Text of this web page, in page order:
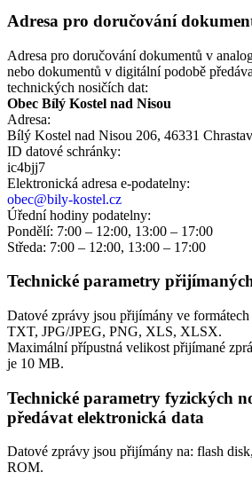
Adresa pro doručování
Adresa pro doručování dokumentů v
nebo dokumentů v digitální podobě
technických nosičích dat:
Obec Bílý Kostel nad Nisou
Adresa:
Bílý Kostel nad Nisou 206, 46331
ID datové schránky:
ic4bjj7
Elektronická adresa e‑podatelny:
obec@bily-kostel.cz
Úřední hodiny podatelny:
Pondělí: 7:00 – 12:00, 13:00 – 17:00
Středa: 7:00 – 12:00, 13:00 – 17:00
Technické parametry
Datové zprávy jsou přijímány ve formátech
TXT, JPG/JPEG, PNG, XLS, XLSX.
Maximální přípustná velikost přijímané
je 10 MB.
Technické parametry fyzických
předávat elektronická data
Datové zprávy jsou přijímány na: flash
ROM.